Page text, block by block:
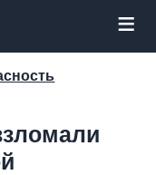
≡